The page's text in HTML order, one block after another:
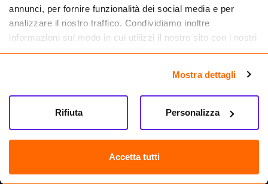
annunci, per fornire funzionalità dei social media e per
analizzare il nostro traffico. Condividiamo inoltre
informazioni sul modo in cui utilizzi il nostro sito con i nostri
partner che si occupano di analisi dei dati web, pubblicità e
informazioni che hai fornito loro o che hanno raccolto dal
tuo utilizzo dei loro servizi.
Mostra dettagli
Accetta tutti
Personalizza
Rifiuta
Farma.it S.a.s. P. IVA 07417261216 REA: NA-884088
CREDITS
Sede legale Via delle Repubbliche Marinare 128, 80147 Napoli